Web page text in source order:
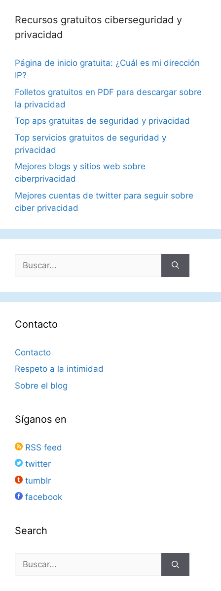
Recursos gratuitos ciberseguridad y
privacidad
Página de inicio gratuita: ¿Cuál es mi dirección
IP?
Folletos gratuitos en PDF para descargar sobre
la privacidad
Top aps gratuitas de seguridad y privacidad
Top servicios gratuitos de seguridad y
privacidad
Mejores blogs y sitios web sobre
ciberprivacidad
Mejores cuentas de twitter para seguir sobre
ciber privacidad
Contacto
Contacto
Respeto a la intimidad
Sobre el blog
Síganos en
RSS feed
twitter
tumblr
facebook
Search
Buscar: